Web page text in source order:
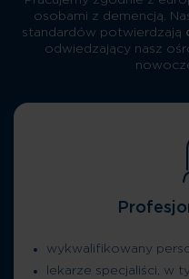
osobami z demencją.
standardów potwierdzają
odwiedzający nasz
wykwalifikowany
lekarze specjaliści, w